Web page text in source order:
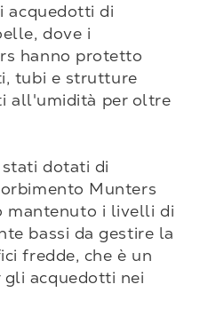
acquedotti di
dove i
hanno protetto
tubi e strutture
all'umidità per oltre
dotati di
Munters
mantenuto i livelli di
bassi da gestire la
fredde, che è un
gli acquedotti nei